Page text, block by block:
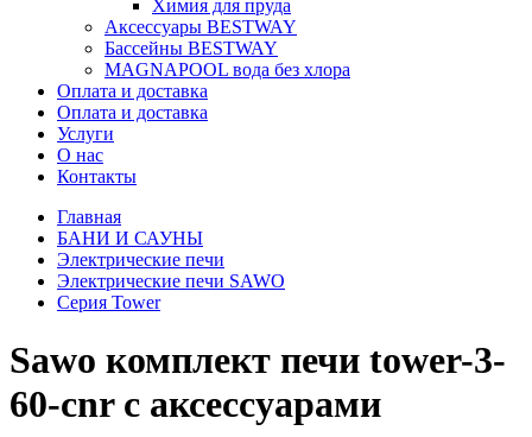
Химия для пруда
Аксессуары BESTWAY
Бассейны BESTWAY
MAGNAPOOL вода без хлора
Оплата и доставка
Оплата и доставка
Услуги
О нас
Контакты
Главная
БАНИ И САУНЫ
Электрические печи
Электрические печи SAWO
Серия Tower
Sawo комплект печи tower-3-
60-cnr с аксессуарами